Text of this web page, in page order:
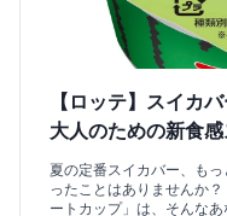
【ロッテ】スイカ
大人のための新食
夏の定番スイカバー、も
ったことはありませんか
ートカップ」は、そんな